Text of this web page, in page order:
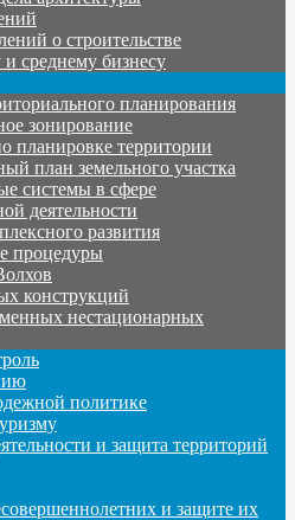
о строительстве
среднему бизнесу
планирования
зонирование
планировке территории
план земельного участка
системы в сфере
деятельности
развития
процедуры
конструкций
нестационарных
политике
и защита территорий
и защите их